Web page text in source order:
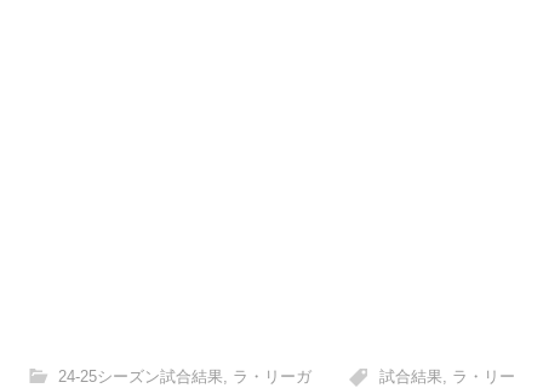
24-25シーズン試合結果, ラ・リーガ 試合結果, ラ・リー